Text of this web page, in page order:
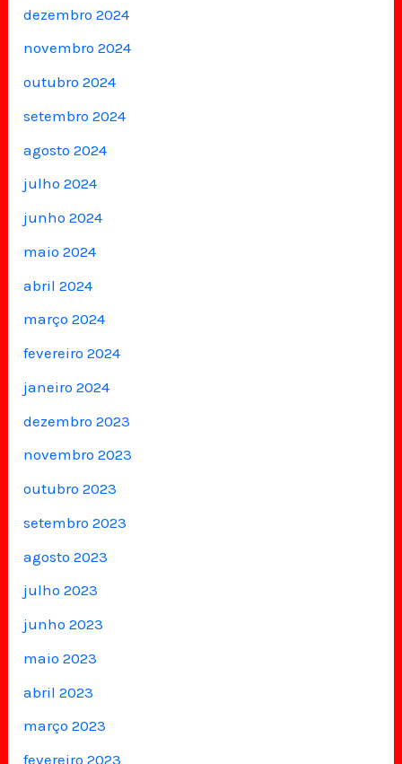
dezembro 2024
novembro 2024
outubro 2024
setembro 2024
agosto 2024
julho 2024
junho 2024
maio 2024
abril 2024
março 2024
fevereiro 2024
janeiro 2024
dezembro 2023
novembro 2023
outubro 2023
setembro 2023
agosto 2023
julho 2023
junho 2023
maio 2023
abril 2023
março 2023
fevereiro 2023